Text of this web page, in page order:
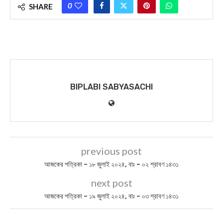
SHARE 0
BIPLABI SABYASACHI
previous post
আজকের পত্রিকা – ১৮ জুলাই ২০২৪, বাঃ – ০২ শ্রাবণ ১৪৩১
next post
আজকের পত্রিকা – ১৯ জুলাই ২০২৪, বাঃ – ০৩ শ্রাবণ ১৪৩১